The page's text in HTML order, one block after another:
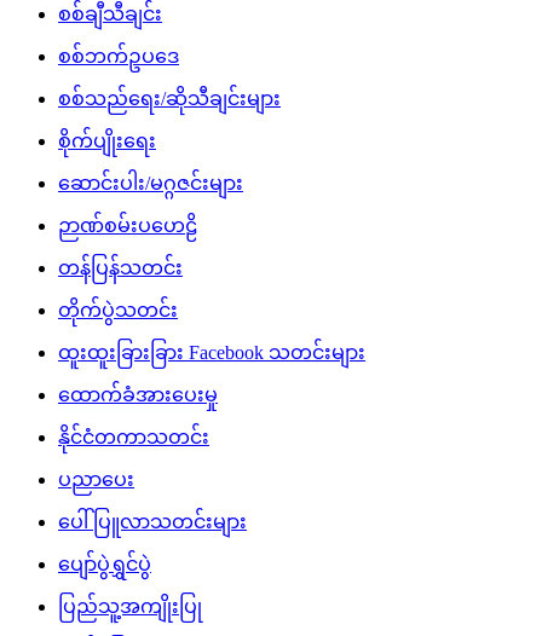
စစ်ချီသီချင်း
စစ်ဘက်ဥပဒေ
စစ်သည်ရေး/ဆိုသီချင်းများ
စိုက်ပျိုးရေး
ဆောင်းပါး/မဂ္ဂဇင်းများ
ဉာဏ်စမ်းပဟေဠိ
တန်ပြန်သတင်း
တိုက်ပွဲသတင်း
ထူးထူးခြားခြား Facebook သတင်းများ
ထောက်ခံအားပေးမှု
နိုင်ငံတကာသတင်း
ပညာပေး
ပေါ်ပြူလာသတင်းများ
ပျော်ပွဲရွှင်ပွဲ
ပြည်သူ့အကျိုးပြု